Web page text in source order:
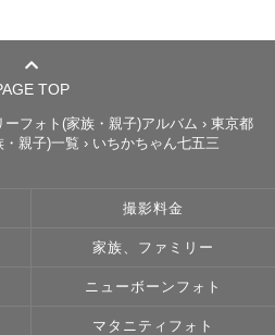
TOP
ーフォト(家族・親子)アルバム › 東京都
親子)一覧 › いちかちゃん七五三
撮影料金
家族、ファミリー
ニューボーンフォト
マタニティフォト